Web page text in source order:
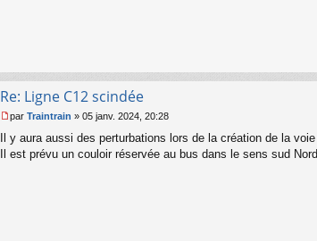
Re: Ligne C12 scindée
e
s
par Traintrain » 05 janv. 2024, 20:28
Il y aura aussi des perturbations lors de la création de la
Il est prévu un couloir réservée au bus dans le sens sud